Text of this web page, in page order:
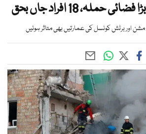
حملہ، 18 افراد جاں بحق
اور برٹش کونسل کی عمارتیں بھی متاثر ہوئیں